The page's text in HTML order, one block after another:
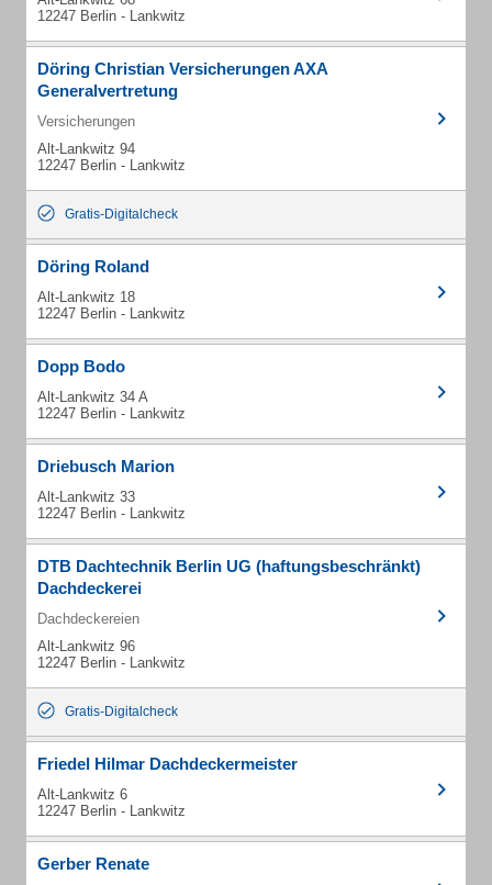
12247 Berlin - Lankwitz
Döring Christian Versicherungen AXA
Generalvertretung
Versicherungen
Alt-Lankwitz 94
12247 Berlin - Lankwitz
Gratis-Digitalcheck
Döring Roland
Alt-Lankwitz 18
12247 Berlin - Lankwitz
Dopp Bodo
Alt-Lankwitz 34 A
12247 Berlin - Lankwitz
Driebusch Marion
Alt-Lankwitz 33
12247 Berlin - Lankwitz
DTB Dachtechnik Berlin UG (haftungsbeschränkt)
Dachdeckerei
Dachdeckereien
Alt-Lankwitz 96
12247 Berlin - Lankwitz
Gratis-Digitalcheck
Friedel Hilmar Dachdeckermeister
Alt-Lankwitz 6
12247 Berlin - Lankwitz
Gerber Renate